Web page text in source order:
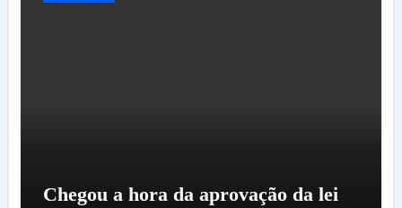
Chegou a hora da aprovação da lei